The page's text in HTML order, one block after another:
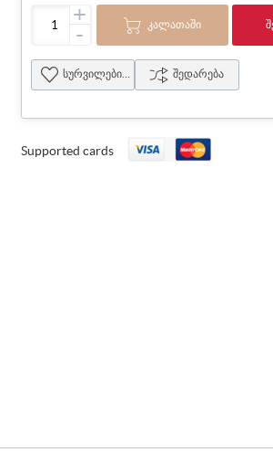
+
- ᲙᲐᲚᲐᲗᲐᲨᲘ
სურვილების სია შედარება
Supported cards